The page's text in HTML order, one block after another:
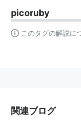
picoruby
このタグの解説に
関連ブログ